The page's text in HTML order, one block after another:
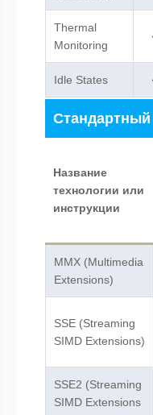
Thermal
Monitoring
Idle States
Название
технологии или
инструкции
MMX (Multimedia
Extensions)
SSE (Streaming
SIMD Extensions)
SSE2 (Streaming
SIMD Extensions